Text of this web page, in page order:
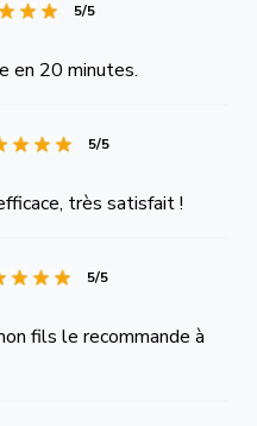
5/5
en 20 minutes.
5/5
très satisfait !
5/5
fils le recommande à